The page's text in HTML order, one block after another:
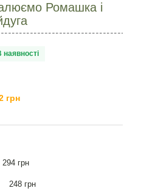
Ромашка і
наявності
грн
294 грн
248 грн